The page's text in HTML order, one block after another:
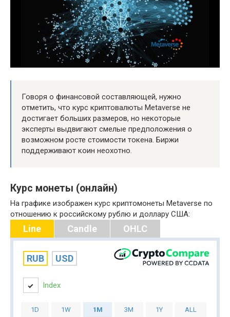
Говоря о финансовой составляющей, нужно
отметить, что курс криптовалюты Metaverse не
достигает больших размеров, но некоторые
эксперты выдвигают смелые предположения о
возможном росте стоимости токена. Биржи
поддерживают коин неохотно.
Курс монеты (онлайн)
На графике изображен курс криптомонеты Metaverse по
отношению к российскому рублю и доллару США:
Line Candle OHLC
RUB USD
Index
1D 1W 1M 3M 1Y ALL